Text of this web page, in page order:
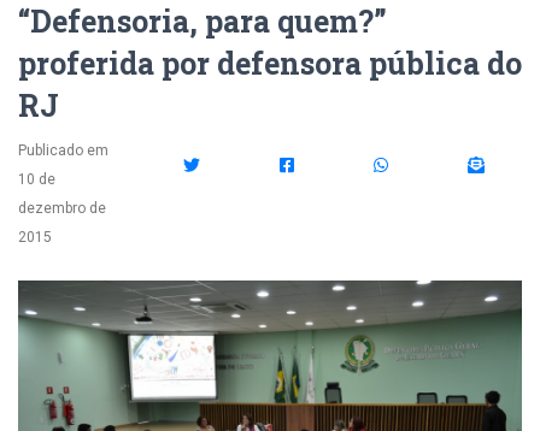
“Defensoria, para quem?”
proferida por defensora pública do
RJ
Publicado em
10 de
dezembro de
2015